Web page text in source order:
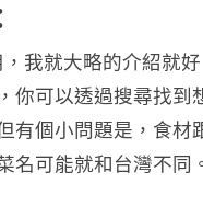
我就大略的介紹就
你可以透過搜尋找到
有個小問題是，食
名可能就和台灣不同